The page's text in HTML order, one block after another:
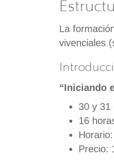
La
vivenciales
“Iniciando
30 y 31
16
Precio: